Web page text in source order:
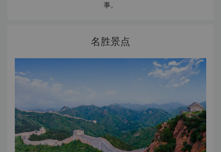
事。
名胜景点